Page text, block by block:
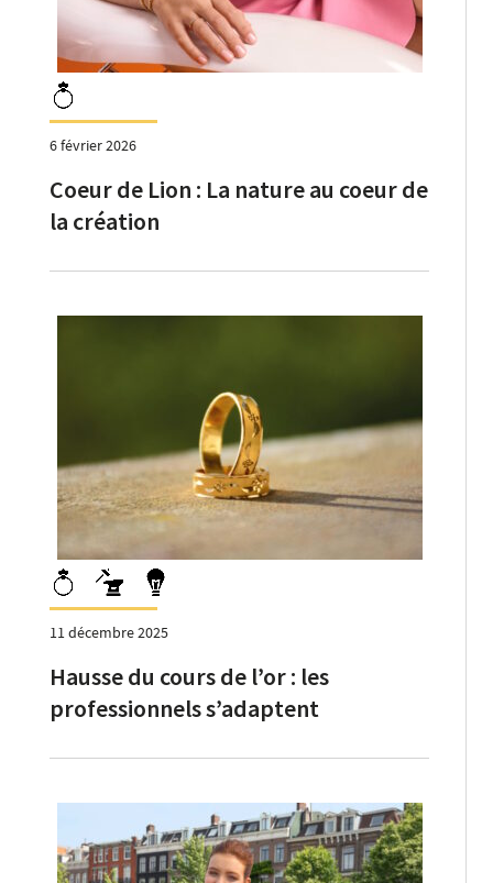
6 février 2026
Coeur de Lion : La nature au coeur de
la création
11 décembre 2025
Hausse du cours de l’or : les
professionnels s’adaptent